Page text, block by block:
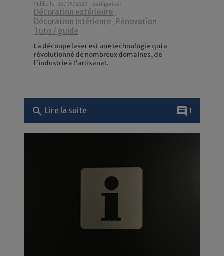
Publié le : 25/05/2023 | Catégories :
Décoration extérieure
Décoration intérieure Rénovation
Tuto / guide
La découpe laser est une technologie qui a
révolutionné de nombreux domaines, de
l'industrie à l'artisanat.
search Lire la suite comment 1